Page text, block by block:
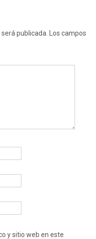
publicada.
Los campos
y sitio web en este